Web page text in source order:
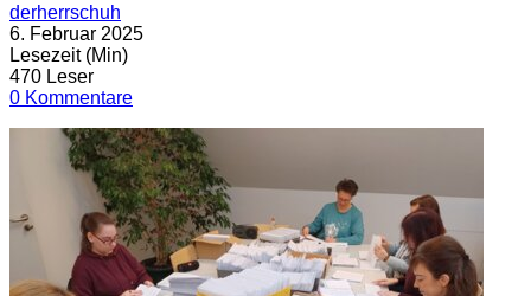
derherrschuh
6. Februar 2025
Lesezeit (Min)
470 Leser
0 Kommentare